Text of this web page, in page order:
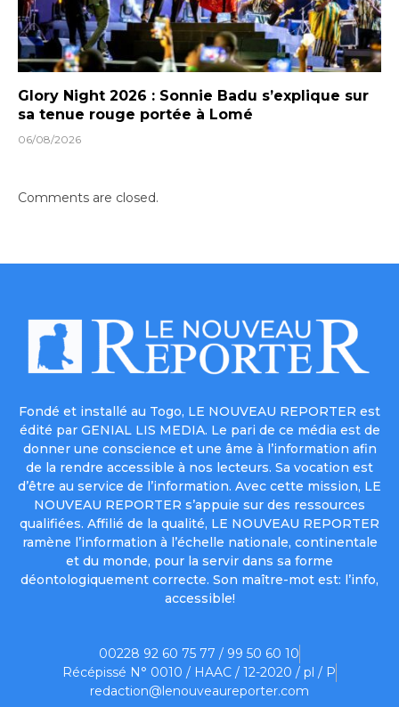
Glory Night 2026 : Sonnie Badu s’explique sur
sa tenue rouge portée à Lomé
06/08/2026
Comments are closed.
Fondé et installé au Togo, LE NOUVEAU REPORTER est
édité par GENIAL LIS MEDIA. Le pari de ce média est de
donner une conscience et une âme à l’information afin
de la rendre accessible à nos lecteurs. Sa vocation est
d’être au service de l’information. Avec cette mission, LE
NOUVEAU REPORTER s’appuie sur des ressources
qualifiées. Affilié de la qualité, LE NOUVEAU REPORTER
ramène l’information à l’échelle nationale, continentale
et du monde, pour la servir dans sa forme
déontologiquement correcte. Son maître-mot est: l’info,
accessible!
00228 92 60 75 77 / 99 50 60 10
Récépissé N° 0010 / HAAC / 12-2020 / pl / P
redaction@lenouveaureporter.com